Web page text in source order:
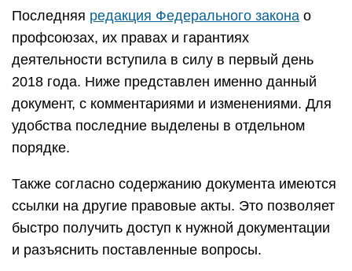
Последняя редакция Федерального закона о
профсоюзах, их правах и гарантиях
деятельности вступила в силу в первый день
2018 года. Ниже представлен именно данный
документ, с комментариями и изменениями. Для
удобства последние выделены в отдельном
порядке.
Также согласно содержанию документа имеются
ссылки на другие правовые акты. Это позволяет
быстро получить доступ к нужной документации
и разъяснить поставленные вопросы.